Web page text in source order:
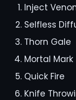
Inject
Selfless
Thorn Gale
Mortal Mark
Quick Fire
Knife